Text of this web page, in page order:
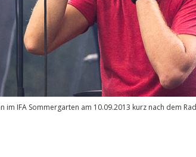
im IFA Sommergarten am 10.09.2013 kurz nach dem